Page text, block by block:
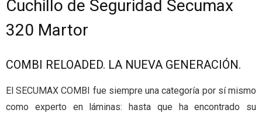
Cuchillo de Seguridad Secumax
320 Martor
COMBI RELOADED. LA NUEVA GENERACIÓN.
El SECUMAX COMBI fue siempre una categoría por sí mismo
como experto en láminas: hasta que ha encontrado su